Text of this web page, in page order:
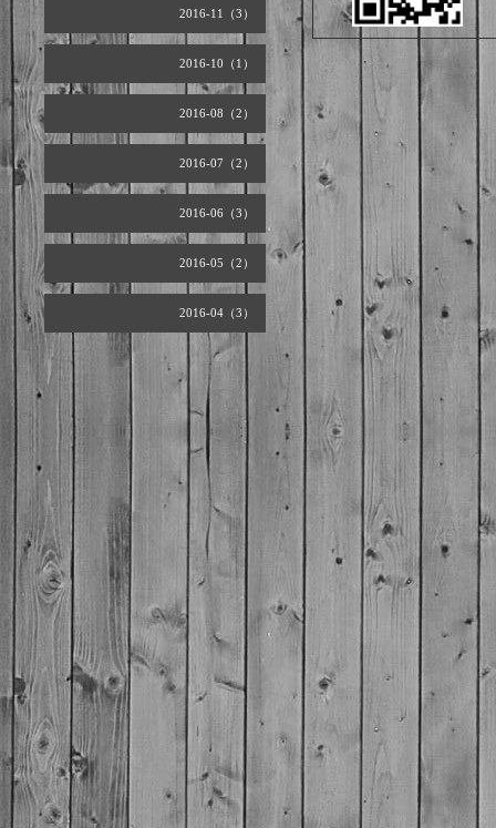
2016-11（3）
2016-10（1）
2016-08（2）
2016-07（2）
2016-06（3）
2016-05（2）
2016-04（3）